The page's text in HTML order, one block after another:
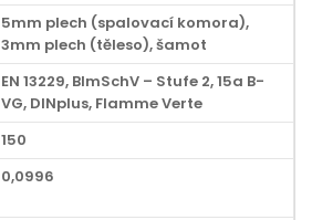
5mm plech (spalovací komora),
3mm plech (těleso), šamot
EN 13229, BImSchV – Stufe 2, 15a B-
VG, DINplus, Flamme Verte
150
0,0996